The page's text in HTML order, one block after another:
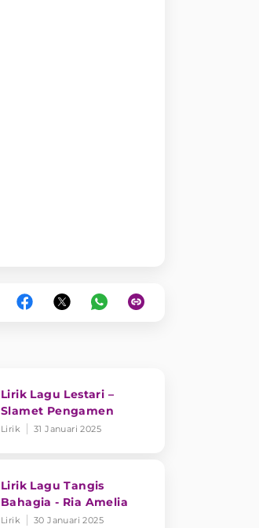
Lirik Lagu Lestari –
Slamet Pengamen
Lirik 31 Januari 2025
Lirik Lagu Tangis
Bahagia - Ria Amelia
Lirik 30 Januari 2025